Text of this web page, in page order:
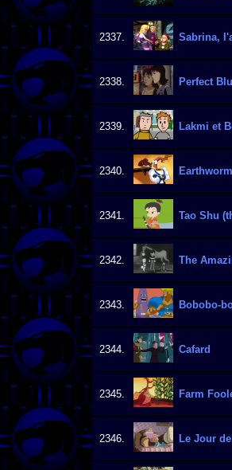
2337. Sabrina,
2338. Perfect
2339. Lakmi et
2340.
2341. Tao Shu
2342. The
2343. Bobobo-
2344. Cafard
2345. Farm
2346. Le Jour